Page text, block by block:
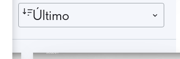
Último